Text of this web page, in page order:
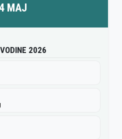
MAJ
2026